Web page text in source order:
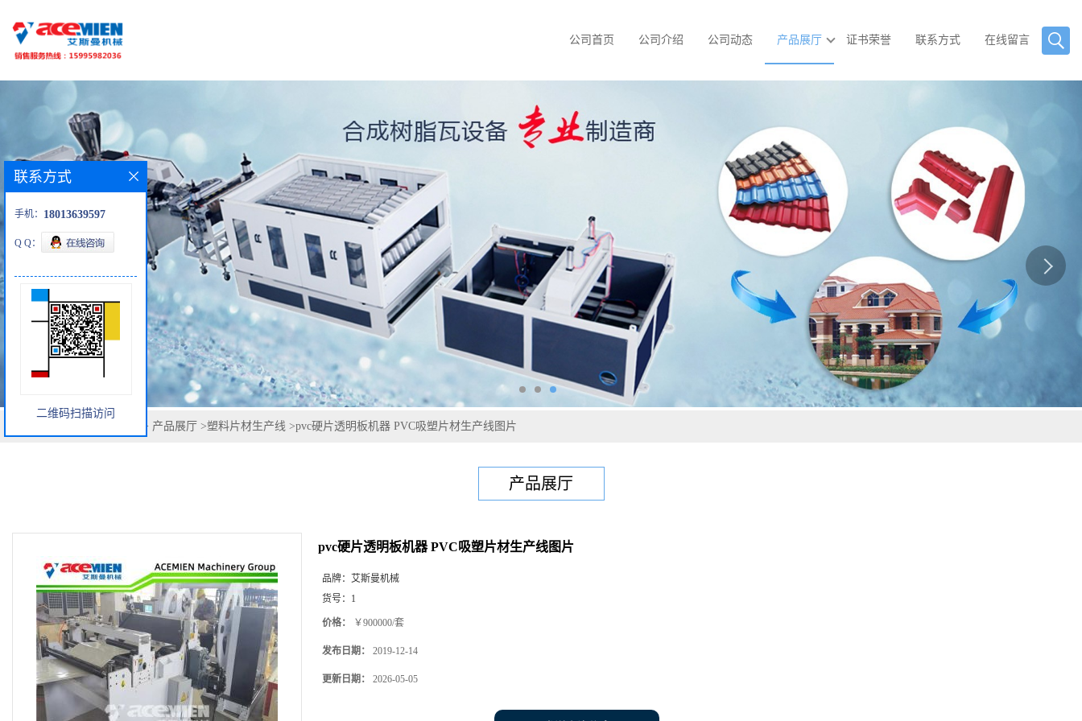
公司首页 公司介绍 公司动态 产品展厅 证书荣誉 联系方式 在线留言
> 产品展厅 >塑料片材生产线 >pvc硬片透明板机器 PVC吸塑片材生产线图片
产品展厅
pvc硬片透明板机器 PVC吸塑片材生产线图片
品牌： 艾斯曼机械
货号： 1
价格： ￥900000/套
发布日期： 2019-12-14
更新日期： 2026-05-05
联系方式
手机： 18013639597
Q Q：
二维码扫描访问